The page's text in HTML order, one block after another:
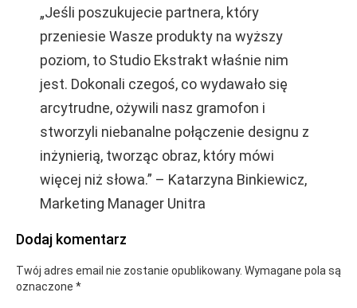
„Jeśli poszukujecie partnera, który
przeniesie Wasze produkty na wyższy
poziom, to Studio Ekstrakt właśnie nim
jest. Dokonali czegoś, co wydawało się
arcytrudne, ożywili nasz gramofon i
stworzyli niebanalne połączenie designu z
inżynierią, tworząc obraz, który mówi
więcej niż słowa.” – Katarzyna Binkiewicz,
Marketing Manager Unitra
Dodaj komentarz
Twój adres email nie zostanie opublikowany. Wymagane pola są
oznaczone *